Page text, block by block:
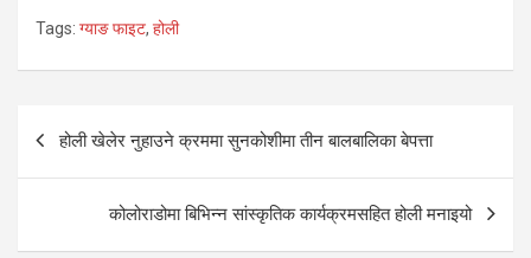
Tags: ग्याङ फाइट, होली
Post
navigation
होली खेलेर नुहाउने क्रममा सुनकोशीमा तीन बालबालिका बेपत्ता
कोलोराडोमा बिभिन्न सांस्कृतिक कार्यक्रमसहित होली मनाइयो